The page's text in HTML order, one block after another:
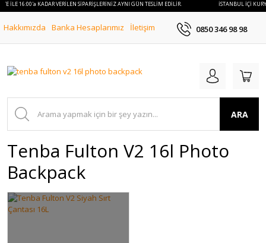
İLE 16:00'a KADAR VERİLEN SİPARİŞLERİNİZ AYNI GÜN TESLİM EDİLİR. İSTANBUL İÇİ
Hakkımızda Banka Hesaplarımız İletişim 0850 346 98 98
ARA
Tenba Fulton V2 16l Photo
Backpack